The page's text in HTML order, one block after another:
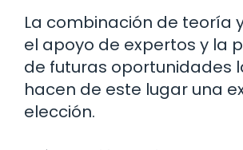
La combinación de teoría
el apoyo de expertos y la
de futuras oportunidades
hacen de este lugar una
elección.